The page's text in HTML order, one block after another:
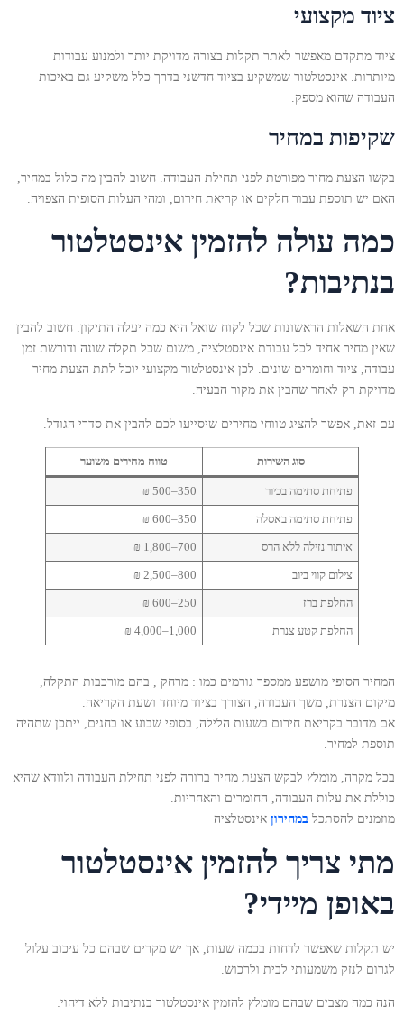
ציוד מקצועי
ציוד מתקדם מאפשר לאתר תקלות בצורה מדויקת יותר ולמנוע עבודות
מיותרות. אינסטלטור שמשקיע בציוד חדשני בדרך כלל משקיע גם באיכות
העבודה שהוא מספק.
שקיפות במחיר
בקשו הצעת מחיר מפורטת לפני תחילת העבודה. חשוב להבין מה כלול במחיר,
האם יש תוספת עבור חלקים או קריאת חירום, ומהי העלות הסופית הצפויה.
כמה עולה להזמין אינסטלטור
בנתיבות?
אחת השאלות הראשונות שכל לקוח שואל היא כמה יעלה התיקון. חשוב להבין
שאין מחיר אחיד לכל עבודת אינסטלציה, משום שכל תקלה שונה ודורשת זמן
עבודה, ציוד וחומרים שונים. לכן אינסטלטור מקצועי יוכל לתת הצעת מחיר
מדויקת רק לאחר שהבין את מקור הבעיה.
עם זאת, אפשר להציג טווחי מחירים שיסייעו לכם להבין את סדרי הגודל.
סוג השירות טווח מחירים משוער
פתיחת סתימה בכיור 350–500 ₪
פתיחת סתימה באסלה 350–600 ₪
איתור נזילה ללא הרס 700–1,800 ₪
צילום קווי ביוב 800–2,500 ₪
החלפת ברז 250–600 ₪
החלפת קטע צנרת 1,000–4,000 ₪
המחיר הסופי מושפע ממספר גורמים כמו : מרחק , בהם מורכבות התקלה,
מיקום הצנרת, משך העבודה, הצורך בציוד מיוחד ושעת הקריאה.
אם מדובר בקריאת חירום בשעות הלילה, בסופי שבוע או בחגים, ייתכן שתהיה
תוספת למחיר.
בכל מקרה, מומלץ לבקש הצעת מחיר ברורה לפני תחילת העבודה ולוודא שהיא
כוללת את עלות העבודה, החומרים והאחריות.
מוזמנים להסתכל במחירון אינסטלציה
מתי צריך להזמין אינסטלטור
באופן מיידי?
יש תקלות שאפשר לדחות בכמה שעות, אך יש מקרים שבהם כל עיכוב עלול
לגרום לנזק משמעותי לבית ולרכוש.
הנה כמה מצבים שבהם מומלץ להזמין אינסטלטור בנתיבות ללא דיחוי: